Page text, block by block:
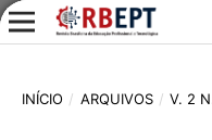
INÍCIO / ARQUIVOS / V. 2